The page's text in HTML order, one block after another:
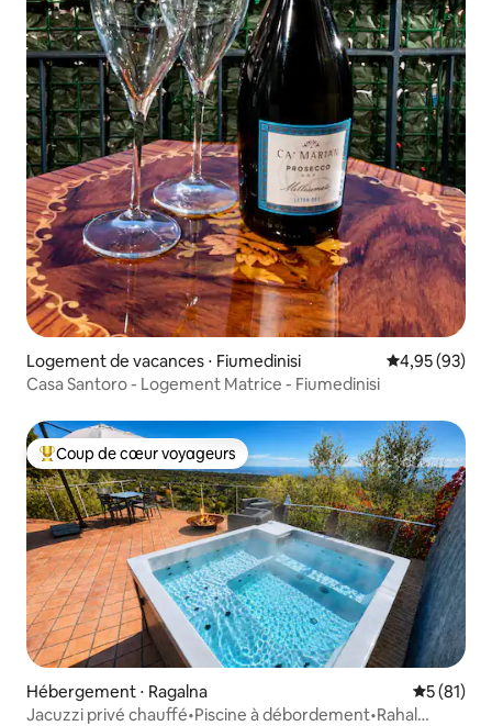
Logement de vacances ⋅ Fiumedinisi Évaluation
4,95 (93)
Casa Santoro - Logement Matrice - Fiumedinisi
Coups de cœur voyageurs les plus appréciés
Coup de cœur voyageurs
Hébergement ⋅ Ragalna
5 (81)
Jacuzzi privé chauffé•Piscine à débordement•Rahal